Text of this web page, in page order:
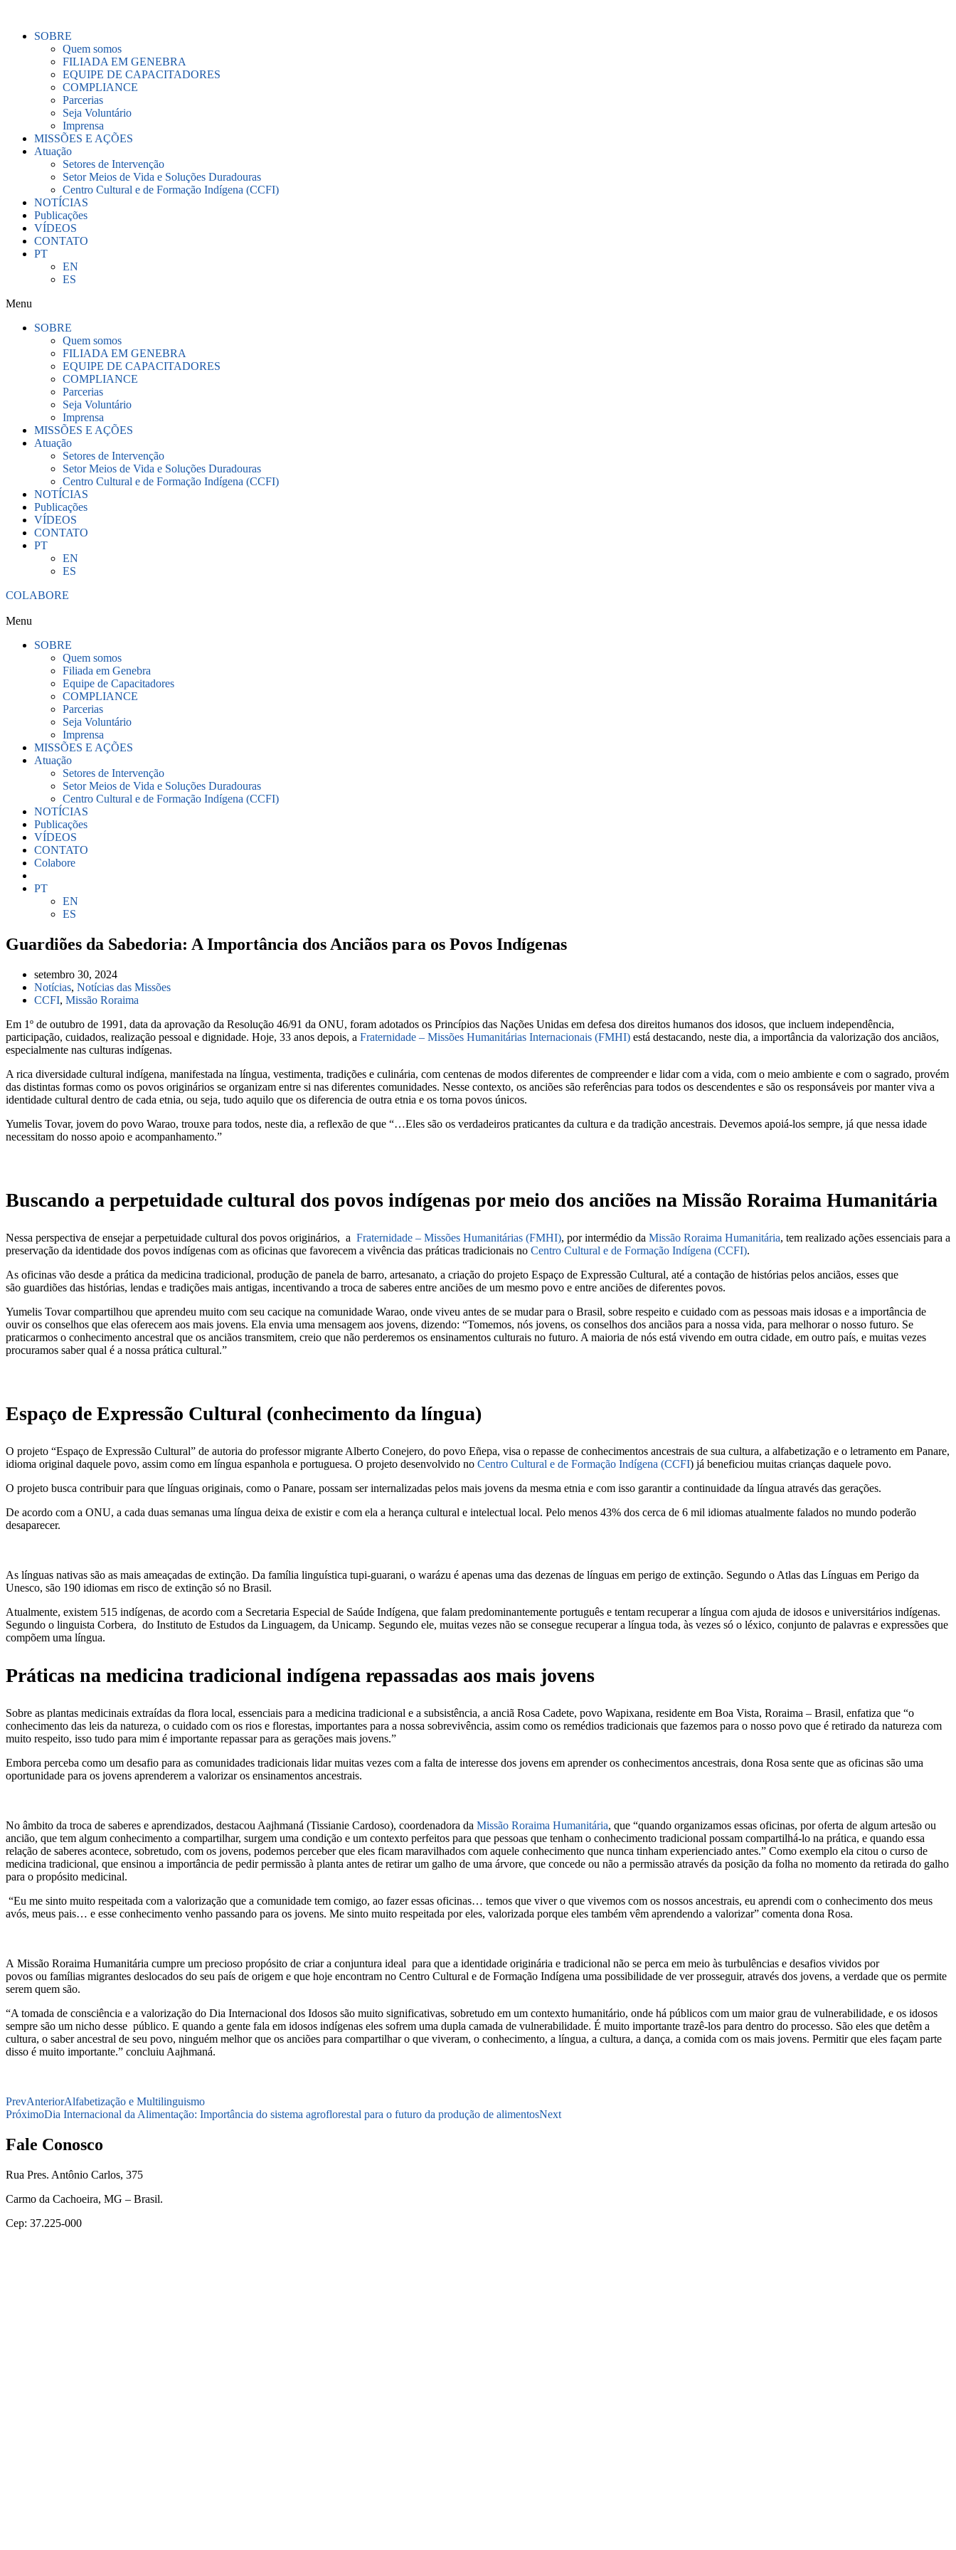
SOBRE
Quem somos
FILIADA EM GENEBRA
EQUIPE DE CAPACITADORES
COMPLIANCE
Parcerias
Seja Voluntário
Imprensa
MISSÕES E AÇÕES
Atuação
Setores de Intervenção
Setor Meios de Vida e Soluções Duradouras
Centro Cultural e de Formação Indígena (CCFI)
NOTÍCIAS
Publicações
VÍDEOS
CONTATO
PT
EN
ES
Menu
SOBRE
Quem somos
FILIADA EM GENEBRA
EQUIPE DE CAPACITADORES
COMPLIANCE
Parcerias
Seja Voluntário
Imprensa
MISSÕES E AÇÕES
Atuação
Setores de Intervenção
Setor Meios de Vida e Soluções Duradouras
Centro Cultural e de Formação Indígena (CCFI)
NOTÍCIAS
Publicações
VÍDEOS
CONTATO
PT
EN
ES
COLABORE
Menu
SOBRE
Quem somos
Filiada em Genebra
Equipe de Capacitadores
COMPLIANCE
Parcerias
Seja Voluntário
Imprensa
MISSÕES E AÇÕES
Atuação
Setores de Intervenção
Setor Meios de Vida e Soluções Duradouras
Centro Cultural e de Formação Indígena (CCFI)
NOTÍCIAS
Publicações
VÍDEOS
CONTATO
Colabore
PT
EN
ES
Guardiões da Sabedoria: A Importância dos Anciãos para os Povos Indígenas
setembro 30, 2024
Notícias, Notícias das Missões
CCFI, Missão Roraima
Em 1º de outubro de 1991, data da aprovação da Resolução 46/91 da ONU, foram adotados os Princípios das Nações Unidas em defesa dos direitos humanos dos idosos, que incluem independência,
participação, cuidados, realização pessoal e dignidade. Hoje, 33 anos depois, a Fraternidade – Missões Humanitárias Internacionais (FMHI) está destacando, neste dia, a importância da valorização dos anciãos,
especialmente nas culturas indígenas.
A rica diversidade cultural indígena, manifestada na língua, vestimenta, tradições e culinária, com centenas de modos diferentes de compreender e lidar com a vida, com o meio ambiente e com o sagrado, provém
das distintas formas como os povos originários se organizam entre si nas diferentes comunidades. Nesse contexto, os anciões são referências para todos os descendentes e são os responsáveis por manter viva a
identidade cultural dentro de cada etnia, ou seja, tudo aquilo que os diferencia de outra etnia e os torna povos únicos.
Yumelis Tovar, jovem do povo Warao, trouxe para todos, neste dia, a reflexão de que “…Eles são os verdadeiros praticantes da cultura e da tradição ancestrais. Devemos apoiá-los sempre, já que nessa idade
necessitam do nosso apoio e acompanhamento.”
Buscando a perpetuidade cultural dos povos indígenas por meio dos anciões na Missão Roraima Humanitária
Nessa perspectiva de ensejar a perpetuidade cultural dos povos originários, a Fraternidade – Missões Humanitárias (FMHI), por intermédio da Missão Roraima Humanitária, tem realizado ações essenciais para a
preservação da identidade dos povos indígenas com as oficinas que favorecem a vivência das práticas tradicionais no Centro Cultural e de Formação Indígena (CCFI).
As oficinas vão desde a prática da medicina tradicional, produção de panela de barro, artesanato, a criação do projeto Espaço de Expressão Cultural, até a contação de histórias pelos anciãos, esses que
são guardiões das histórias, lendas e tradições mais antigas, incentivando a troca de saberes entre anciões de um mesmo povo e entre anciões de diferentes povos.
Yumelis Tovar compartilhou que aprendeu muito com seu cacique na comunidade Warao, onde viveu antes de se mudar para o Brasil, sobre respeito e cuidado com as pessoas mais idosas e a importância de
ouvir os conselhos que elas oferecem aos mais jovens. Ela envia uma mensagem aos jovens, dizendo: “Tomemos, nós jovens, os conselhos dos anciãos para a nossa vida, para melhorar o nosso futuro. Se
praticarmos o conhecimento ancestral que os anciãos transmitem, creio que não perderemos os ensinamentos culturais no futuro. A maioria de nós está vivendo em outra cidade, em outro país, e muitas vezes
procuramos saber qual é a nossa prática cultural.”
Espaço de Expressão Cultural (conhecimento da língua)
O projeto “Espaço de Expressão Cultural” de autoria do professor migrante Alberto Conejero, do povo Eñepa, visa o repasse de conhecimentos ancestrais de sua cultura, a alfabetização e o letramento em Panare,
idioma original daquele povo, assim como em língua espanhola e portuguesa. O projeto desenvolvido no Centro Cultural e de Formação Indígena (CCFI) já beneficiou muitas crianças daquele povo.
O projeto busca contribuir para que línguas originais, como o Panare, possam ser internalizadas pelos mais jovens da mesma etnia e com isso garantir a continuidade da língua através das gerações.
De acordo com a ONU, a cada duas semanas uma língua deixa de existir e com ela a herança cultural e intelectual local. Pelo menos 43% dos cerca de 6 mil idiomas atualmente falados no mundo poderão
desaparecer.
As línguas nativas são as mais ameaçadas de extinção. Da família linguística tupi-guarani, o warázu é apenas uma das dezenas de línguas em perigo de extinção. Segundo o Atlas das Línguas em Perigo da
Unesco, são 190 idiomas em risco de extinção só no Brasil.
Atualmente, existem 515 indígenas, de acordo com a Secretaria Especial de Saúde Indígena, que falam predominantemente português e tentam recuperar a língua com ajuda de idosos e universitários indígenas.
Segundo o linguista Corbera, do Instituto de Estudos da Linguagem, da Unicamp. Segundo ele, muitas vezes não se consegue recuperar a língua toda, às vezes só o léxico, conjunto de palavras e expressões que
compõem uma língua.
Práticas na medicina tradicional indígena repassadas aos mais jovens
Sobre as plantas medicinais extraídas da flora local, essenciais para a medicina tradicional e a subsistência, a anciã Rosa Cadete, povo Wapixana, residente em Boa Vista, Roraima – Brasil, enfatiza que “o
conhecimento das leis da natureza, o cuidado com os rios e florestas, importantes para a nossa sobrevivência, assim como os remédios tradicionais que fazemos para o nosso povo que é retirado da natureza com
muito respeito, isso tudo para mim é importante repassar para as gerações mais jovens.”
Embora perceba como um desafio para as comunidades tradicionais lidar muitas vezes com a falta de interesse dos jovens em aprender os conhecimentos ancestrais, dona Rosa sente que as oficinas são uma
oportunidade para os jovens aprenderem a valorizar os ensinamentos ancestrais.
No âmbito da troca de saberes e aprendizados, destacou Aajhmaná (Tissianie Cardoso), coordenadora da Missão Roraima Humanitária, que “quando organizamos essas oficinas, por oferta de algum artesão ou
ancião, que tem algum conhecimento a compartilhar, surgem uma condição e um contexto perfeitos para que pessoas que tenham o conhecimento tradicional possam compartilhá-lo na prática, e quando essa
relação de saberes acontece, sobretudo, com os jovens, podemos perceber que eles ficam maravilhados com aquele conhecimento que nunca tinham experienciado antes.” Como exemplo ela citou o curso de
medicina tradicional, que ensinou a importância de pedir permissão à planta antes de retirar um galho de uma árvore, que concede ou não a permissão através da posição da folha no momento da retirada do galho
para o propósito medicinal.
“Eu me sinto muito respeitada com a valorização que a comunidade tem comigo, ao fazer essas oficinas… temos que viver o que vivemos com os nossos ancestrais, eu aprendi com o conhecimento dos meus
avós, meus pais… e esse conhecimento venho passando para os jovens. Me sinto muito respeitada por eles, valorizada porque eles também vêm aprendendo a valorizar” comenta dona Rosa.
A Missão Roraima Humanitária cumpre um precioso propósito de criar a conjuntura ideal para que a identidade originária e tradicional não se perca em meio às turbulências e desafios vividos por
povos ou famílias migrantes deslocados do seu país de origem e que hoje encontram no Centro Cultural e de Formação Indígena uma possibilidade de ver prosseguir, através dos jovens, a verdade que os permite
serem quem são.
“A tomada de consciência e a valorização do Dia Internacional dos Idosos são muito significativas, sobretudo em um contexto humanitário, onde há públicos com um maior grau de vulnerabilidade, e os idosos
sempre são um nicho desse público. E quando a gente fala em idosos indígenas eles sofrem uma dupla camada de vulnerabilidade. É muito importante trazê-los para dentro do processo. São eles que detêm a
cultura, o saber ancestral de seu povo, ninguém melhor que os anciões para compartilhar o que viveram, o conhecimento, a língua, a cultura, a dança, a comida com os mais jovens. Permitir que eles façam parte
disso é muito importante.” concluiu Aajhmaná.
PrevAnteriorAlfabetização e Multilinguismo
PróximoDia Internacional da Alimentação: Importância do sistema agroflorestal para o futuro da produção de alimentosNext
Fale Conosco
Rua Pres. Antônio Carlos, 375
Carmo da Cachoeira, MG – Brasil.
Cep: 37.225-000